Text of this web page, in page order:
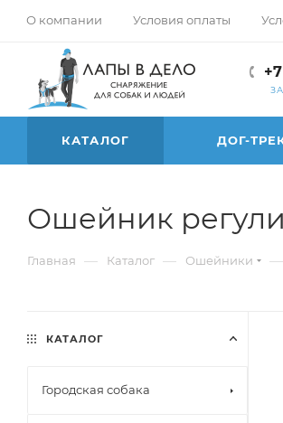
О компании Условия оплаты
КАТАЛОГ ДОГ-
Ошейник
Главная — Каталог — Ошейники —
КАТАЛОГ
Городская собака